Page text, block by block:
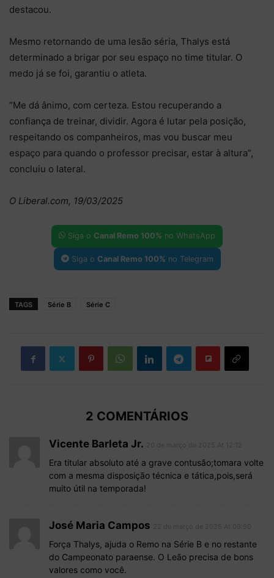
destacou.
Mesmo retornando de uma lesão séria, Thalys está
determinado a brigar por seu espaço no time titular. O
medo já se foi, garantiu o atleta.
“Me dá ânimo, com certeza. Estou recuperando a
confiança de treinar, dividir. Agora é lutar pela posição,
respeitando os companheiros, mas vou buscar meu
espaço para quando o professor precisar, estar à altura”,
concluiu o lateral.
O Liberal.com, 19/03/2025
Siga o Canal Remo 100% no WhatsApp
Siga o Canal Remo 100% no Telegram
TAGS Série B Série C
2 COMENTÁRIOS
Vicente Barleta Jr.
Era titular absoluto até a grave contusão;tomara volte
com a mesma disposição técnica e tática,pois,será
muito útil na temporada!
José Maria Campos
Força Thalys, ajuda o Remo na Série B e no restante
do Campeonato paraense. O Leão precisa de bons
valores como você.